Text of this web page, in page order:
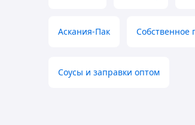
Аскания-Пак Собственное
Соусы и заправки оптом